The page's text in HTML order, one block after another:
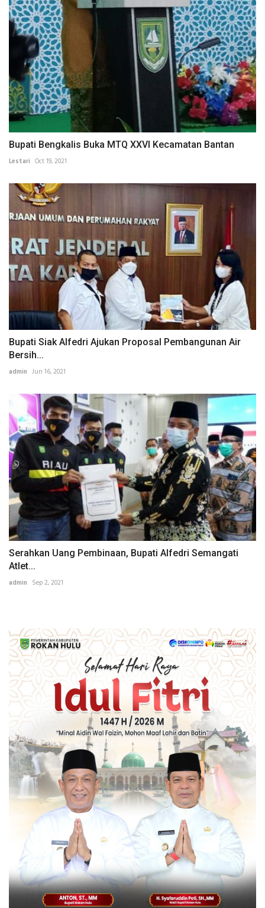
Bupati Bengkalis Buka MTQ XXVI Kecamatan Bantan
Lestari Oct 19, 2021
Bupati Siak Alfedri Ajukan Proposal Pembangunan Air
Bersih...
admin Jun 16, 2021
Serahkan Uang Pembinaan, Bupati Alfedri Semangati
Atlet...
admin Sep 2, 2021